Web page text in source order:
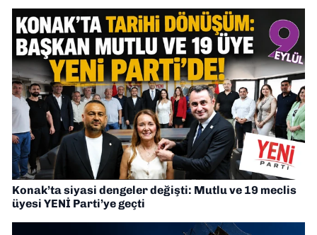
Konak’ta siyasi dengeler değişti: Mutlu ve 19 meclis
üyesi YENİ Parti’ye geçti